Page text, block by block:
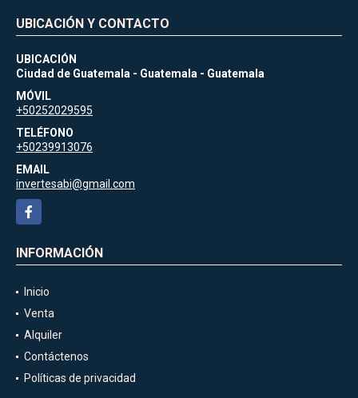
UBICACIÓN Y CONTACTO
UBICACIÓN
Ciudad de Guatemala - Guatemala - Guatemala
MÓVIL
+50252029595
TELÉFONO
+50239913076
EMAIL
invertesabi@gmail.com
Facebook
INFORMACIÓN
Inicio
Venta
Alquiler
Contáctenos
Políticas de privacidad